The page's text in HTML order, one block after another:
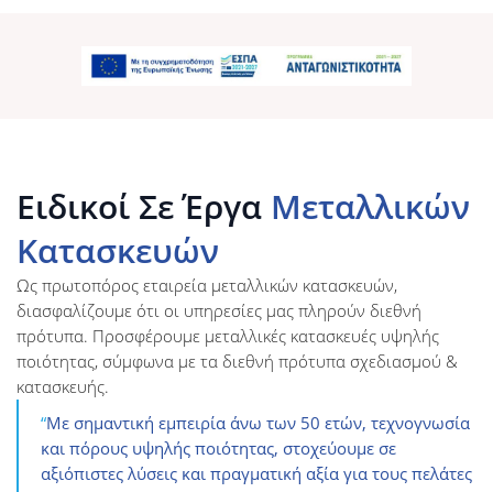
Ειδικοί Σε Έργα Μεταλλικών
Κατασκευών
Ως πρωτοπόρος εταιρεία μεταλλικών κατασκευών,
διασφαλίζουμε ότι οι υπηρεσίες μας πληρούν διεθνή
πρότυπα. Προσφέρουμε μεταλλικές κατασκευές υψηλής
ποιότητας, σύμφωνα με τα διεθνή πρότυπα σχεδιασμού &
κατασκευής.
“Με σημαντική εμπειρία άνω των 50 ετών, τεχνογνωσία
και πόρους υψηλής ποιότητας, στοχεύουμε σε
αξιόπιστες λύσεις και πραγματική αξία για τους πελάτες